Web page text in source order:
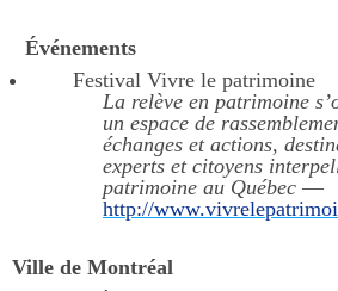
Événements
Festival Vivre le patrimoine
La relève en patrimoine
un espace de
échanges et actions,
experts et citoyens
patrimoine au Québec —
http://
Ville de Montréal